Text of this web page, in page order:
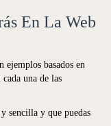
En La Web
ejemplos basados en
una de las
sencilla y que puedas